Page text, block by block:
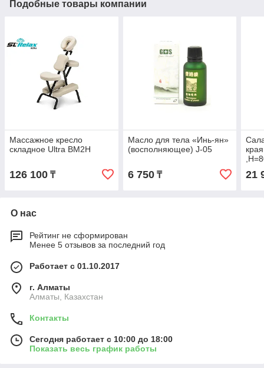
Подобные товары компании
Массажное кресло
складное Ultra BM2H
126 100 ₸
Масло для тела «Инь-ян»
(восполняющее) J-05
6 750₸ 21
О нас
Рейтинг не сформирован
Менее 5 отзывов за последний год
Работает с 01.10.2017
г. Алматы
Алматы, Казахстан
Контакты
Сегодня работает с 10:00 до 18:00
Показать весь график работы